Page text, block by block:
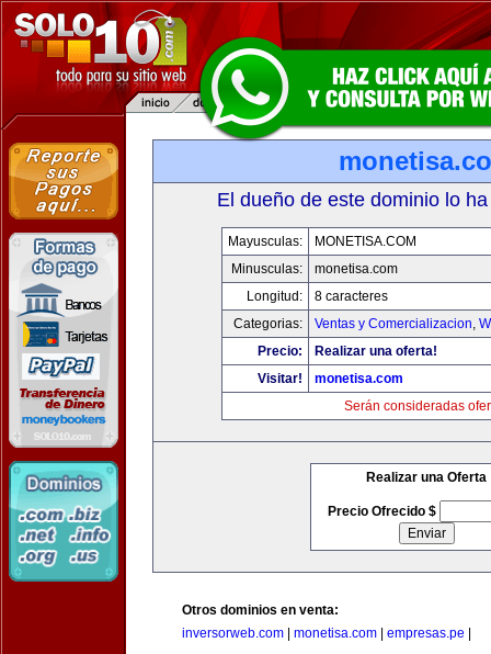
El dueño de este dominio lo
Mayusculas:
MONETISA.COM
Minusculas:
monetisa.com
Longitud:
8 caracteres
Categorias:
Ventas y Comercializacion,
Precio:
Realizar una oferta!
Visitar!
monetisa.com
Serán consideradas
Realizar una Oferta
Precio Ofrecido $
Otros dominios en venta:
inversorweb.com
monetisa.com empresas.pe